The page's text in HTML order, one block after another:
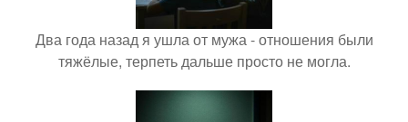
Два года назад я ушла от мужа - отношения были
тяжёлые, терпеть дальше просто не могла.